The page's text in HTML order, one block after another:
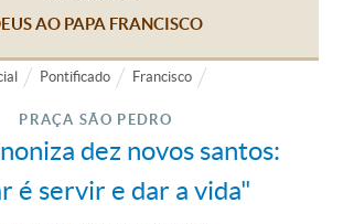
AO PAPA FRANCISCO
Pontificado Francisco
PRAÇA SÃO PEDRO
dez novos santos:
é servir e dar a vida"